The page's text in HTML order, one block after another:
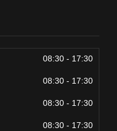
08:30 - 17:30
08:30 - 17:30
08:30 - 17:30
08:30 - 17:30